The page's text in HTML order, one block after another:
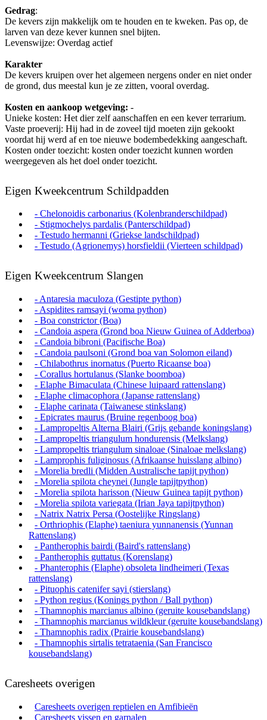
Gedrag:
De kevers zijn makkelijk om te houden en te kweken. Pas op, de
larven van deze kever kunnen snel bijten.
Levenswijze: Overdag actief
Karakter
De kevers kruipen over het algemeen nergens onder en niet onder
de grond, dus meestal kun je ze zitten, vooral overdag.
Kosten en aankoop wetgeving: -
Unieke kosten: Het dier zelf aanschaffen en een kever terrarium.
Vaste proeverij: Hij had in de zoveel tijd moeten zijn gekookt
voordat hij werd af en toe nieuwe bodembedekking aangeschaft.
Kosten onder toezicht: kosten onder toezicht kunnen worden
weergegeven als het doel onder toezicht.
Eigen Kweekcentrum Schildpadden
- Chelonoidis carbonarius (Kolenbranderschildpad)
- Stigmochelys pardalis (Panterschildpad)
- Testudo hermanni (Griekse landschildpad)
- Testudo (Agrionemys) horsfieldii (Vierteen schildpad)
Eigen Kweekcentrum Slangen
- Antaresia maculoza (Gestipte python)
- Aspidites ramsayi (woma python)
- Boa constrictor (Boa)
- Candoia aspera (Grond boa Nieuw Guinea of Adderboa)
- Candoia bibroni (Pacifische Boa)
- Candoia paulsoni (Grond boa van Solomon eiland)
- Chilabothrus inornatus (Puerto Ricaanse boa)
- Corallus hortulanus (Slanke boomboa)
- Elaphe Bimaculata (Chinese luipaard rattenslang)
- Elaphe climacophora (Japanse rattenslang)
- Elaphe carinata (Taiwanese stinkslang)
- Epicrates maurus (Bruine regenboog boa)
- Lampropeltis Alterna Blairi (Grijs gebande koningslang)
- Lampropeltis triangulum hondurensis (Melkslang)
- Lampropeltis triangulum sinaloae (Sinaloae melkslang)
- Lamprophis fuliginosus (Afrikaanse huisslang albino)
- Morelia bredli (Midden Australische tapijt python)
- Morelia spilota cheynei (Jungle tapijtpython)
- Morelia spilota harisson (Nieuw Guinea tapijt python)
- Morelia spilota variegata (Irian Jaya tapijtpython)
- Natrix Natrix Persa (Oostelijke Ringslang)
- Orthriophis (Elaphe) taeniura yunnanensis (Yunnan
Rattenslang)
- Pantherophis bairdi (Baird's rattenslang)
- Pantherophis guttatus (Korenslang)
- Phanterophis (Elaphe) obsoleta lindheimeri (Texas
rattenslang)
- Pituophis catenifer sayi (stierslang)
- Python regius (Konings python / Ball python)
- Thamnophis marcianus albino (geruite kousebandslang)
- Thamnophis marcianus wildkleur (geruite kousebandslang)
- Thamnophis radix (Prairie kousebandslang)
- Thamnophis sirtalis tetrataenia (San Francisco
kousebandslang)
Caresheets overigen
Caresheets overigen reptielen en Amfibieën
Caresheets vissen en garnalen